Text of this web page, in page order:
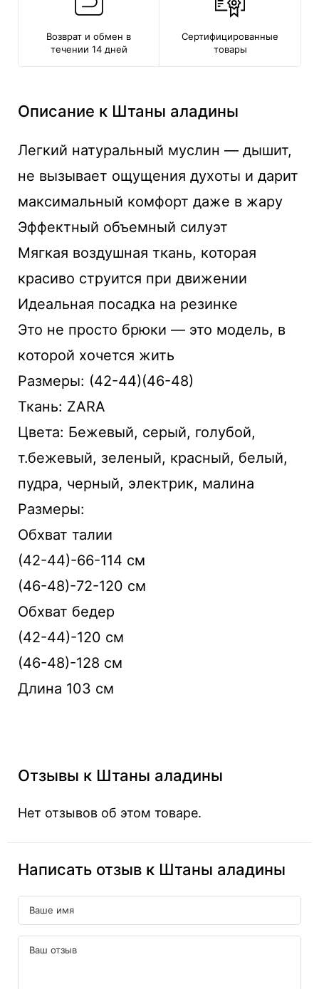
Возврат и обмен в
течении 14 дней
Сертифицированные
товары
Описание к Штаны аладины
Легкий натуральный муслин — дышит,
не вызывает ощущения духоты и дарит
максимальный комфорт даже в жару
Эффектный объемный силуэт
Мягкая воздушная ткань, которая
красиво струится при движении
Идеальная посадка на резинке
Это не просто брюки — это модель, в
которой хочется жить
Размеры: (42-44)(46-48)
Ткань: ZARA
Цвета: Бежевый, серый, голубой,
т.бежевый, зеленый, красный, белый,
пудра, черный, электрик, малина
Размеры:
Обхват талии
(42-44)-66-114 см
(46-48)-72-120 см
Обхват бедер
(42-44)-120 см
(46-48)-128 см
Длина 103 см
Отзывы к Штаны аладины
Нет отзывов об этом товаре.
Написать отзыв к Штаны аладины